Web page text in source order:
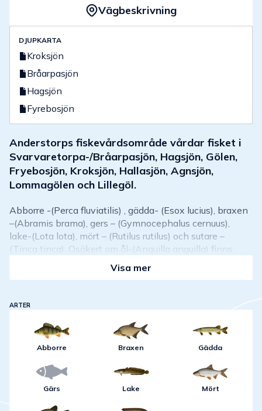
Vägbeskrivning
DJUPKARTA
Kroksjön
Bråarpasjön
Hagsjön
Fyrebosjön
Anderstorps fiskevårdsområde vårdar fisket i
Svarvaretorpa-/Bråarpasjön, Hagsjön, Gölen,
Fryebosjön, Kroksjön, Hallasjön, Agnsjön,
Lommagölen och Lillegöl.
Abborre -(Perca fluviatilis) , gädda- (Esox lucius), braxen
–(Abramis brama), gers – (Gymnocephalus cernuus),
lake-(Lota lota), mört – (Rutilus rutilus) och sutare –
(Tinca tinca). Osäkert om ål-(Anguilla anguilla) finns.
Visa mer
ARTER
Abborre Braxen Gädda
Gärs Lake Mört